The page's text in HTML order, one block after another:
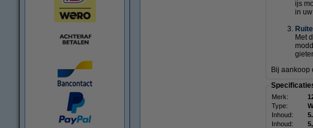
ijs
in
Met
Bij aankoop
Merk:
Type:
Inhoud:
Inhoud: